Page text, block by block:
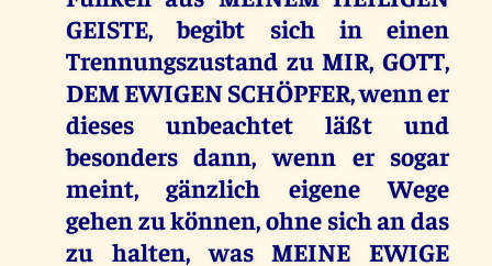
GEISTE, begibt sich in einen
Trennungszustand zu MIR, GOTT,
DEM EWIGEN SCHÖPFER, wenn er
dieses unbeachtet läßt und
besonders dann, wenn er sogar
meint, gänzlich eigene Wege
gehen zu können, ohne sich an das
zu halten, was MEINE EWIGE